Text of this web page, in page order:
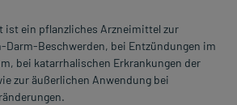
ist ein pflanzliches Arzneimittel zur
Darm-Beschwerden, bei Entzündungen im
bei katarrhalischen Erkrankungen der
zur äußerlichen Anwendung bei